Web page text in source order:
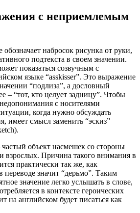
с неприемлемым
обозначает набросок рисунка от руки,
подтекста в своем значении.
показаться созвучным с
языке “asskisser”. Это выражение
“подлиза”, а дословный
– “тот, кто целует задницу”. Чтобы
с носителями
когда нужно обсуждать
имеет смысл заменить “эскиз”
объект насмешек со стороны
взрослых. Причина такого внимания в
практически так же, как
переводе значит “дерьмо”. Таким
значение легко услышать в слове,
в контексте героических
на английском будет писаться как